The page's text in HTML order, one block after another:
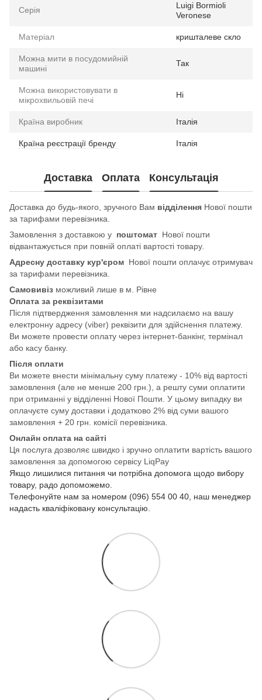
Серія
Luigi Bormioli
Veronese
Матеріал кришталеве скло
Можна мити в посудомийній
машині
Так
Можна використовувати в
мікрохвильовій печі
Ні
Країна виробник Італія
Країна реєстрації бренду Італія
Доставка Оплата Консультація
Доставка до будь-якого, зручного Вам відділення Нової пошти
за тарифами перевізника.
Замовлення з доставкою у поштомат Нової пошти
відвантажується при повній оплаті вартості товару.
Адресну доставку кур'єром Нової пошти оплачує отримувач
за тарифами перевізника.
Самовивіз можливий лише в м. Рівне
Оплата за реквізитами
Після підтвердження замовлення ми надсилаємо на вашу
електронну адресу (viber) реквізити для здійснення платежу.
Ви можете провести оплату через інтернет-банкінг, термінал
або касу банку.
Після оплати
Ви можете внести мінімальну суму платежу - 10% від вартості
замовлення (але не менше 200 грн.), а решту суми оплатити
при отриманні у відділенні Нової Пошти. У цьому випадку ви
оплачуєте суму доставки і додатково 2% від суми вашого
замовлення + 20 грн. комісії перевізника.
Онлайн оплата на сайті
Ця послуга дозволяє швидко і зручно оплатити вартість вашого
замовлення за допомогою сервісу LiqPay
Якщо лишилися питання чи потрібна допомога щодо вибору
товару, радо допоможемо.
Телефонуйте нам за номером (096) 554 00 40, наш менеджер
надасть кваліфіковану консультацію.